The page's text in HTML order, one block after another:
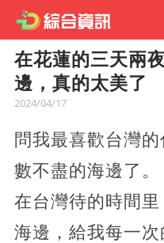
在花蓮的三天兩
邊，真的太美了
2024/04/17
問我最喜歡台灣
數不盡的海邊了。
在台灣待的時間
海邊，給我每一